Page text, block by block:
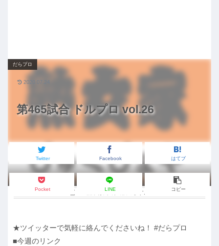
第465試合 ドルプロ vol.26
だらプロ
Twitter Facebook はてブ
Pocket LINE コピー
2020.07.24
この記事は 約1分 で読めます。
★ツイッターで気軽に絡んでくださいね！ #だらプロ
■今週のリンク